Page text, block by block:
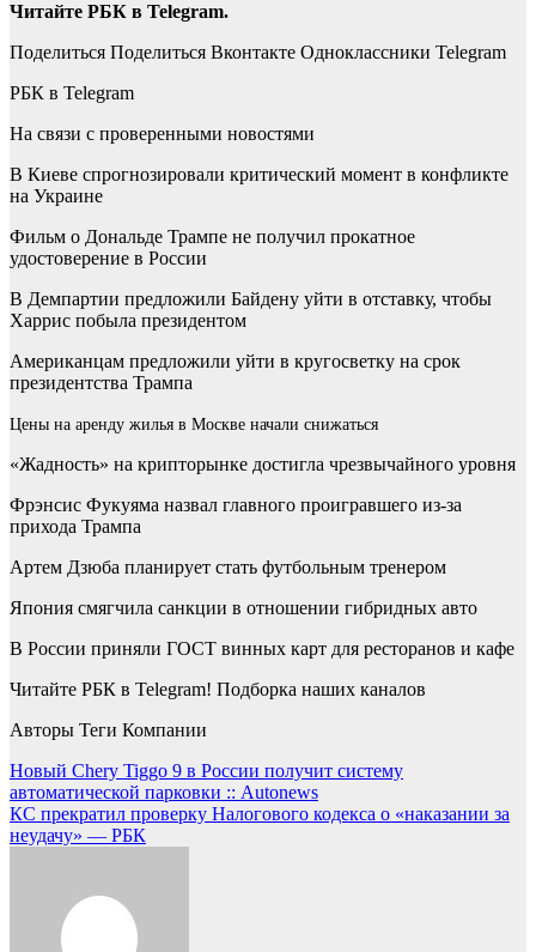
Читайте РБК в Telegram.
Поделиться Поделиться Вконтакте Одноклассники Telegram
РБК в Telegram
На связи с проверенными новостями
В Киеве спрогнозировали критический момент в конфликте
на Украине
Фильм о Дональде Трампе не получил прокатное
удостоверение в России
В Демпартии предложили Байдену уйти в отставку, чтобы
Харрис побыла президентом
Американцам предложили уйти в кругосветку на срок
президентства Трампа
Цены на аренду жилья в Москве начали снижаться
«Жадность» на крипторынке достигла чрезвычайного уровня
Фрэнсис Фукуяма назвал главного проигравшего из-за
прихода Трампа
Артем Дзюба планирует стать футбольным тренером
Япония смягчила санкции в отношении гибридных авто
В России приняли ГОСТ винных карт для ресторанов и кафе
Читайте РБК в Telegram! Подборка наших каналов
Авторы Теги Компании
Навигация
по
записям
Новый Chery Tiggo 9 в России получит систему
автоматической парковки :: Autonews
КС прекратил проверку Налогового кодекса о «наказании за
неудачу» — РБК